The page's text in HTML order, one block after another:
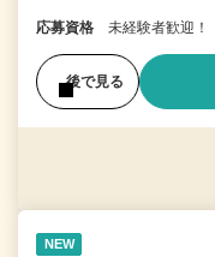
応募資格 未経験者歓迎！
後で見る
NEW